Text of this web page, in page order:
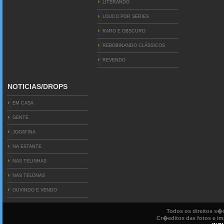
LITERANDO
LOUCO POR SERIES
RARO E OBSCURO
REBOBINANDO CLÁSSICOS
REVENDO
NOTICIAS/DROPS
EM CASA
GENTE
JOGATINA
NA ESTANTE
NAS TELINHAS
NAS TELONAS
OUVINDO E VENDO
Todos os direitos
Cr�editos das fotos e